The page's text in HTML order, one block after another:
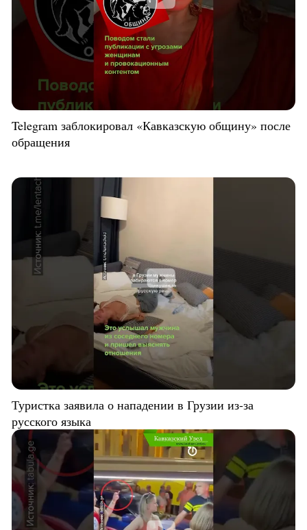
Telegram заблокировал «Кавказскую общину» после
обращения
Туристка заявила о нападении в Грузии из-за
русского языка